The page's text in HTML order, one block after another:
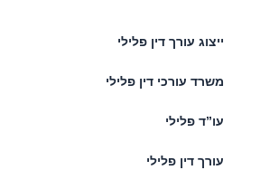
ייצוג עורך דין פלילי
משרד עורכי דין פלילי
עו”ד פלילי
עורך דין פלילי